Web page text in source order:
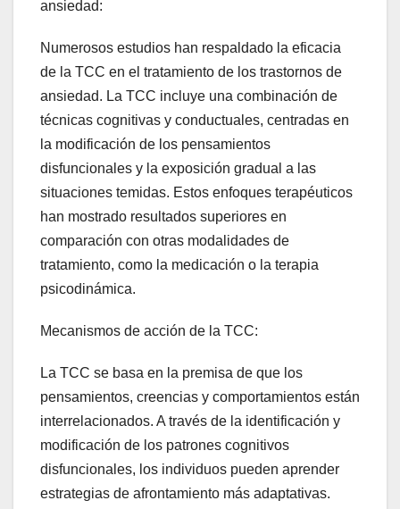
ansiedad:
Numerosos estudios han respaldado la eficacia
de la TCC en el tratamiento de los trastornos de
ansiedad. La TCC incluye una combinación de
técnicas cognitivas y conductuales, centradas en
la modificación de los pensamientos
disfuncionales y la exposición gradual a las
situaciones temidas. Estos enfoques terapéuticos
han mostrado resultados superiores en
comparación con otras modalidades de
tratamiento, como la medicación o la terapia
psicodinámica.
Mecanismos de acción de la TCC:
La TCC se basa en la premisa de que los
pensamientos, creencias y comportamientos están
interrelacionados. A través de la identificación y
modificación de los patrones cognitivos
disfuncionales, los individuos pueden aprender
estrategias de afrontamiento más adaptativas.